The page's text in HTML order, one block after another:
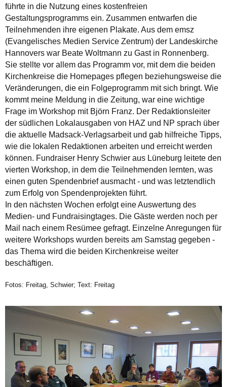
führte in die Nutzung eines kostenfreien
Gestaltungsprogramms ein. Zusammen entwarfen die
Teilnehmenden ihre eigenen Plakate. Aus dem emsz
(Evangelisches Medien Service Zentrum) der Landeskirche
Hannovers war Beate Woltmann zu Gast in Ronnenberg.
Sie stellte vor allem das Programm vor, mit dem die beiden
Kirchenkreise die Homepages pflegen beziehungsweise die
Veränderungen, die ein Folgeprogramm mit sich bringt. Wie
kommt meine Meldung in die Zeitung, war eine wichtige
Frage im Workshop mit Björn Franz. Der Redaktionsleiter
der südlichen Lokalausgaben von HAZ und NP sprach über
die aktuelle Madsack-Verlagsarbeit und gab hilfreiche Tipps,
wie die lokalen Redaktionen arbeiten und erreicht werden
können. Fundraiser Henry Schwier aus Lüneburg leitete den
vierten Workshop, in dem die Teilnehmenden lernten, was
einen guten Spendenbrief ausmacht - und was letztendlich
zum Erfolg von Spendenprojekten führt.
In den nächsten Wochen erfolgt eine Auswertung des
Medien- und Fundraisingtages. Die Gäste werden noch per
Mail nach einem Resümee gefragt. Einzelne Anregungen für
weitere Workshops wurden bereits am Samstag gegeben -
das Thema wird die beiden Kirchenkreise weiter
beschäftigen.
Fotos: Freitag, Schwier; Text: Freitag